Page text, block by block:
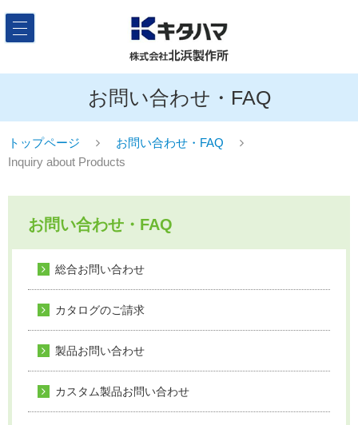
お問い合わせ・FAQ
トップページ
お問い合わせ・FAQ
Inquiry about Products
お問い合わせ・FAQ
総合お問い合わせ
カタログのご請求
製品お問い合わせ
カスタム製品お問い合わせ